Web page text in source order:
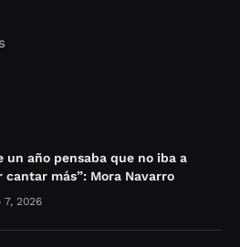
un año pensaba que no iba a
cantar más”: Mora Navarro
7, 2026